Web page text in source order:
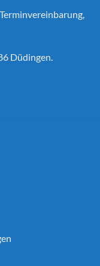
Düdingen.